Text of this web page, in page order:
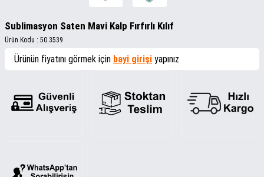
Sublimasyon Saten Mavi Kalp Fırfırlı Kılıf
Ürün Kodu : 50.3539
Ürünün fiyatını görmek için bayi girişi yapınız